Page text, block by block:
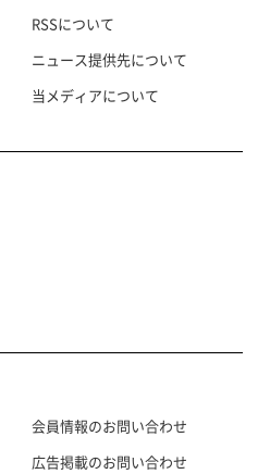
RSSについて
ニュース提供先について
当メディアについて
会員情報のお問い合わせ
広告掲載のお問い合わせ